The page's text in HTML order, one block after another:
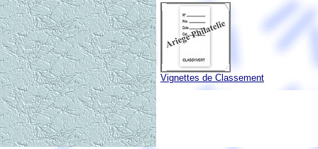
Vignettes de Classement